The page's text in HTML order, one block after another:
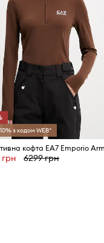
з кодом WEB*
грн 6299 грн